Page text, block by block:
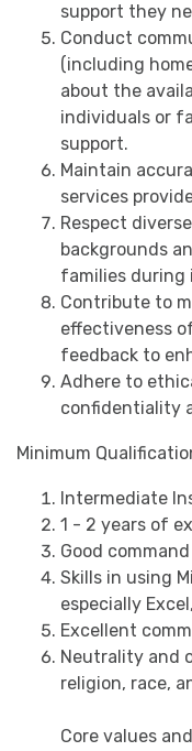
support they
Conduct
(including
about the
individuals or
support.
Maintain
services
Respect
backgrounds
families during
Contribute to
effectiveness
feedback to
Adhere to
confidentiality
Minimum
Intermediate
1 - 2 years of
Good
Skills in using
especially
Excellent
Neutrality and
religion, race,
Core values